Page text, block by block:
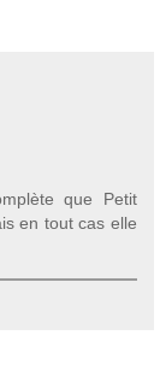
que Petit
en tout cas elle